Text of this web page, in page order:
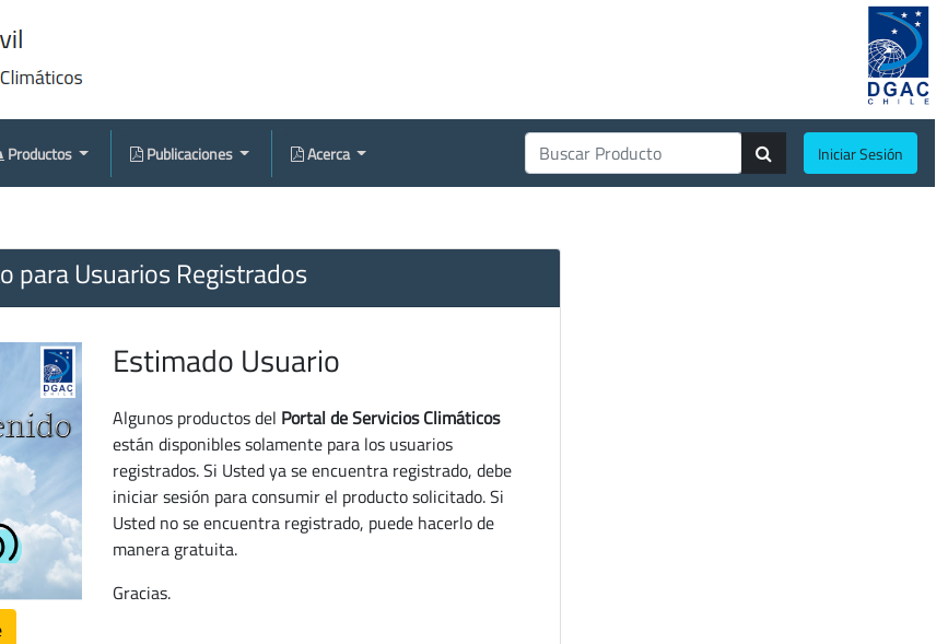
Productos Publicaciones Acerca Iniciar Sesión
para Usuarios Registrados
Estimado Usuario
Algunos productos del Portal de Servicios Climáticos
están disponibles solamente para los usuarios
registrados. Si Usted ya se encuentra registrado, debe
iniciar sesión para consumir el producto solicitado. Si
Usted no se encuentra registrado, puede hacerlo de
manera gratuita.
Gracias.